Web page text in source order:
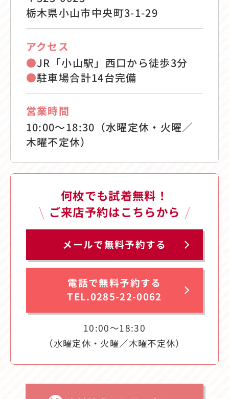
栃木県小山市中央町3-1-29
アクセス
●JR「小山駅」西口から徒歩3分
●駐車場合計14台完備
営業時間
10:00〜18:30（水曜定休・火曜／
木曜不定休）
何枚でも試着無料！
ご来店予約はこちらから
メールで無料予約する
電話で無料予約する
TEL.0285-22-0062
10:00〜18:30
（水曜定休・火曜／木曜不定休）